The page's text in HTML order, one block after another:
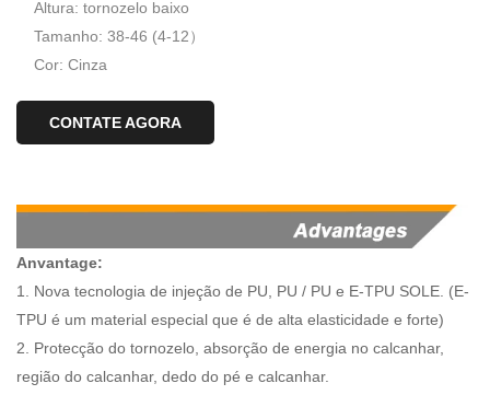
Altura: tornozelo baixo
Tamanho: 38-46 (4-12）
Cor: Cinza
CONTATE AGORA
Anvantage:
1. Nova tecnologia de injeção de PU, PU / PU e E-TPU SOLE. (E-
TPU é um material especial que é de alta elasticidade e forte)
2. Protecção do tornozelo, absorção de energia no calcanhar,
região do calcanhar, dedo do pé e calcanhar.